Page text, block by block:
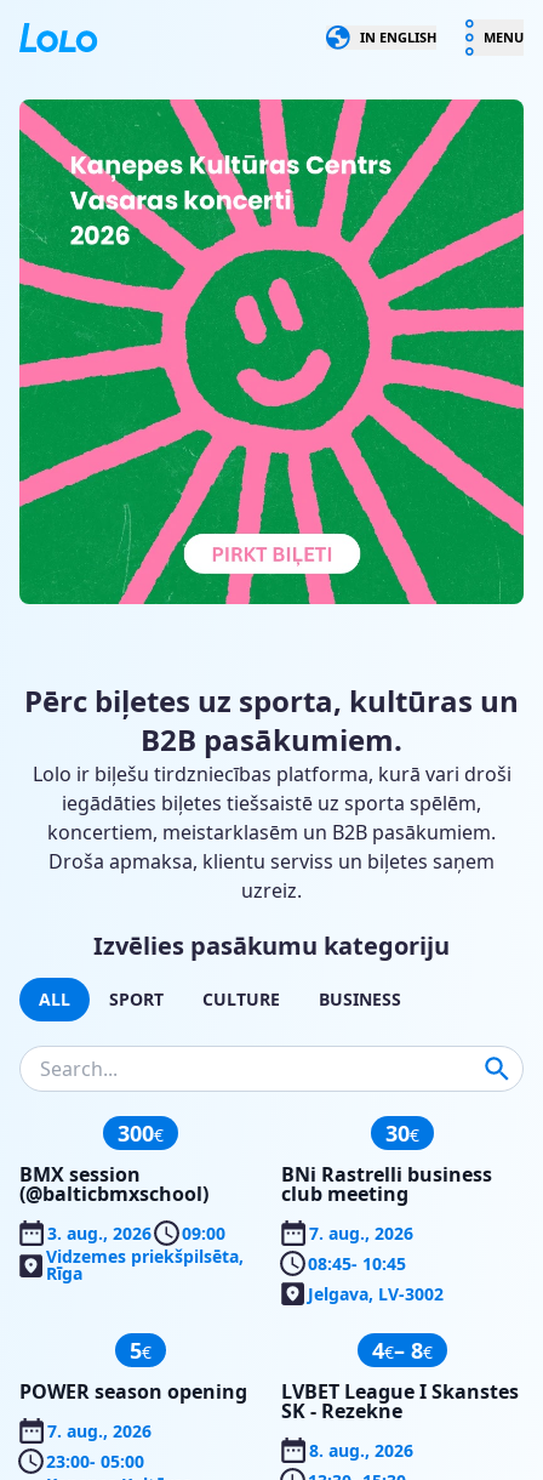
LOLO IN ENGLISH MENU
Pērc biļetes uz sporta, kultūras un
B2B pasākumiem.
Lolo ir biļešu tirdzniecības platforma, kurā vari droši
iegādāties biļetes tiešsaistē uz sporta spēlēm,
koncertiem, meistarklasēm un B2B pasākumiem.
Droša apmaksa, klientu serviss un biļetes saņem
uzreiz.
Izvēlies pasākumu kategoriju
ALL SPORT CULTURE BUSINESS
300€
BMX session
(@balticbmxschool)
3. aug., 2026
09:00
Vidzemes priekšpilsēta,
Rīga
30€
BNi Rastrelli business
club meeting
7. aug., 2026
08:45- 10:45
Jelgava, LV-3002
5€
POWER season opening
7. aug., 2026
23:00- 05:00
4€– 8€
LVBET League I Skanstes
SK - Rezekne
8. aug., 2026